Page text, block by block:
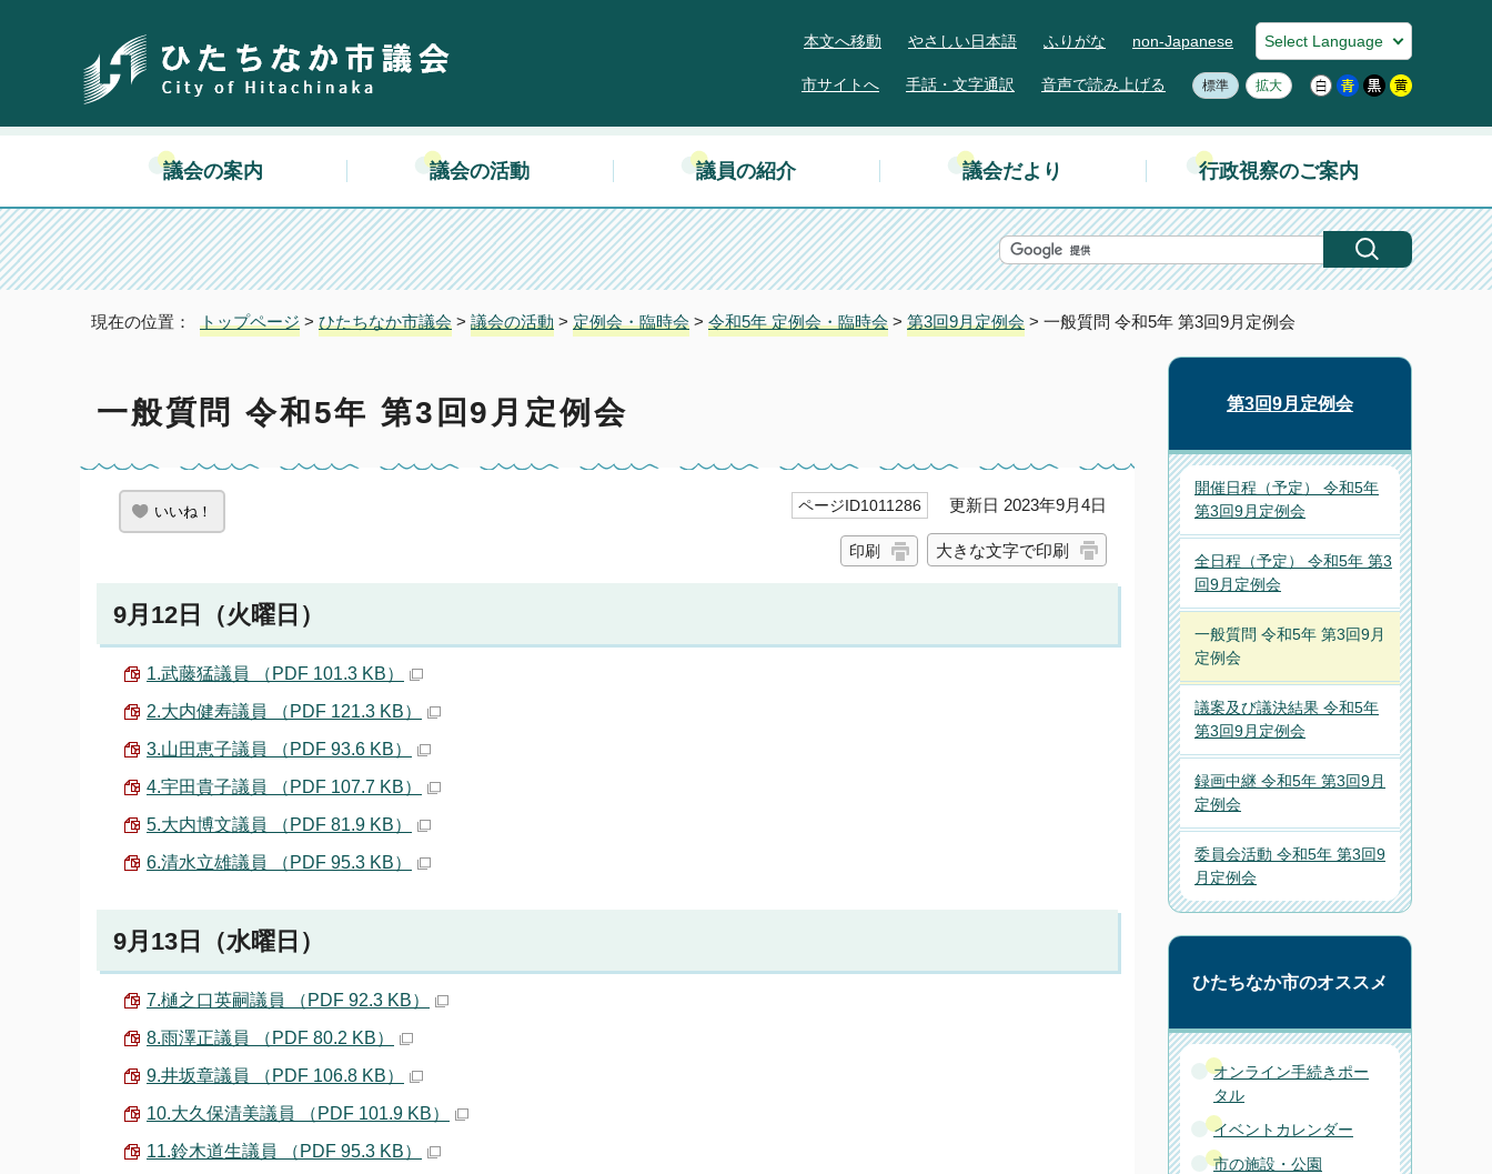
本文へ移動 やさしい日本語 ふりがな non-Japanese
市サイトへ 手話・文字通訳 音声で読み上げる 標準 拡大
議会の案内 議会の活動 議員の紹介 議会だより 行政視察のご案内
現在の位置： トップページ > ひたちなか市議会 > 議会の活動 > 定例会・臨時会 > 令和5年 定例会・臨時会 > 第3回9月定例会 > 一般質問 令和5年 第3回9月定例会
一般質問 令和5年 第3回9月定例会
いいね！ ページID1011286 更新日 2023年9月4日
印刷 大きな文字で印刷
9月12日（火曜日）
1.武藤猛議員 （PDF 101.3 KB）
2.大内健寿議員 （PDF 121.3 KB）
3.山田恵子議員 （PDF 93.6 KB）
4.宇田貴子議員 （PDF 107.7 KB）
5.大内博文議員 （PDF 81.9 KB）
6.清水立雄議員 （PDF 95.3 KB）
9月13日（水曜日）
7.樋之口英嗣議員 （PDF 92.3 KB）
8.雨澤正議員 （PDF 80.2 KB）
9.井坂章議員 （PDF 106.8 KB）
10.大久保清美議員 （PDF 101.9 KB）
11.鈴木道生議員 （PDF 95.3 KB）
第3回9月定例会
開催日程（予定） 令和5年
第3回9月定例会
全日程（予定） 令和5年 第3
回9月定例会
一般質問 令和5年 第3回9月
定例会
議案及び議決結果 令和5年
第3回9月定例会
録画中継 令和5年 第3回9月
定例会
委員会活動 令和5年 第3回9
月定例会
ひたちなか市のオススメ
オンライン手続きポー
タル
イベントカレンダー
市の施設・公園